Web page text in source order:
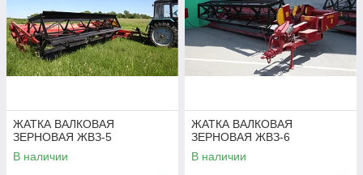
ЖАТКА ВАЛКОВАЯ
ЗЕРНОВАЯ ЖВЗ-5
В наличии
ЖАТКА ВАЛКОВАЯ
ЗЕРНОВАЯ ЖВЗ-6
В наличии